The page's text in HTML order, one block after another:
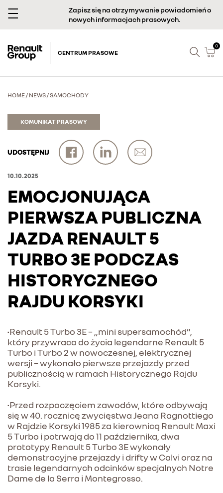
Zapisz się na otrzymywanie powiadomień o
nowych informacjach prasowych.
CENTRUM PRASOWE
0
HOME/ NEWS/SAMOCHODY
KOMUNIKAT PRASOWY
UDOSTĘPNIJ
10.10.2025
EMOCJONUJĄCA
PIERWSZA PUBLICZNA
JAZDA RENAULT 5
TURBO 3E PODCZAS
HISTORYCZNEGO
RAJDU KORSYKI
•Renault 5 Turbo 3E – „mini supersamochód”,
który przywraca do życia legendarne Renault 5
Turbo i Turbo 2 w nowoczesnej, elektrycznej
wersji – wykonało pierwsze przejazdy przed
publicznością w ramach Historycznego Rajdu
Korsyki.
•Przed rozpoczęciem zawodów, które odbywają
się w 40. rocznicę zwycięstwa Jeana Ragnottiego
w Rajdzie Korsyki 1985 za kierownicą Renault Maxi
5 Turbo i potrwają do 11 października, dwa
prototypy Renault 5 Turbo 3E wykonały
demonstracyjne przejazdy i drifty w Calvi oraz na
trasie legendarnych odcinków specjalnych Notre
Dame de la Serra i Montegrosso.